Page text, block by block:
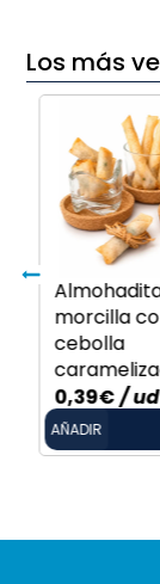
Los más
morcilla
cebolla
0,39€/ ud
AÑADIR